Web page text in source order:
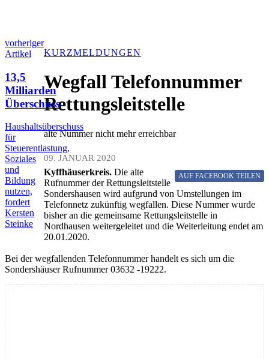
vorheriger
Artikel
13,5
Milliarden
Überschuss
Haushaltsüberschuss
für
Steuerentlastung,
Soziales
und
Bildung
nutzen,
fordert
Kersten
Steinke
KURZMELDUNGEN
Wegfall Telefonnummer
Rettungsleitstelle
alte Nummer nicht mehr erreichbar
09. JANUAR 2020
AUF FACEBOOK TEILEN
Kyffhäuserkreis. Die alte
Rufnummer der Rettungsleitstelle
Sondershausen wird aufgrund von Umstellungen im
Telefonnetz zukünftig wegfallen. Diese Nummer wurde
bisher an die gemeinsame Rettungsleitstelle in
Nordhausen weitergeleitet und die Weiterleitung endet am
20.01.2020.
Bei der wegfallenden Telefonnummer handelt es sich um die
Sondershäuser Rufnummer 03632 -19222.